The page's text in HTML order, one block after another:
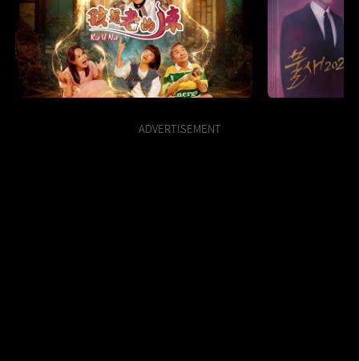
ADVERTISEMENT